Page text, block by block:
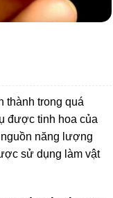
thành trong quá
được tinh hoa của
năng lượng
sử dụng làm vật